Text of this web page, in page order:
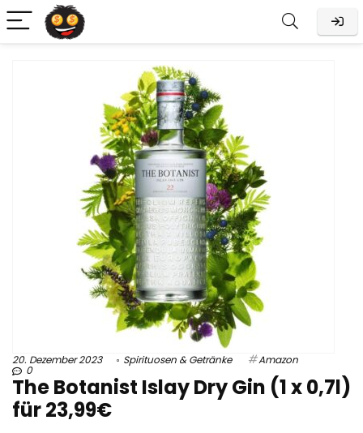
20. Dezember 2023 Spirituosen & Getränke Amazon
0
The Botanist Islay Dry Gin (1 x 0,7l)
für 23,99€